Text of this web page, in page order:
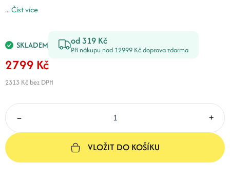
...Číst více
SKLADEM od 319 Kč
Při nákupu nad 12999 Kč doprava zdarma
2799 Kč
2313 Kč bez DPH
– +
VLOŽIT DO KOŠÍKU